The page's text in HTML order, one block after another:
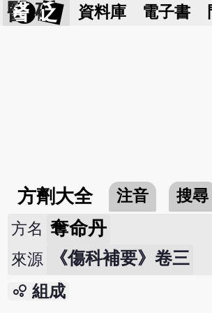
醫 砭 資料庫 電子書
方劑大全 注音 搜尋
方名 奪命丹
來源 《傷科補要》卷三
bubble_chart 組成